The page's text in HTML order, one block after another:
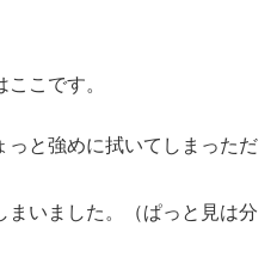
こです。
っと強めに拭いてしまっただ
まいました。（ぱっと見は分